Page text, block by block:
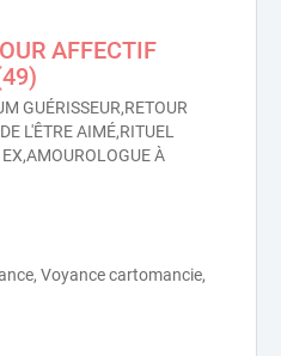
AFFECTIF
GUÉRISSEUR,RETOUR
L'ÊTRE AIMÉ,RITUEL
À
Voyance cartomancie,